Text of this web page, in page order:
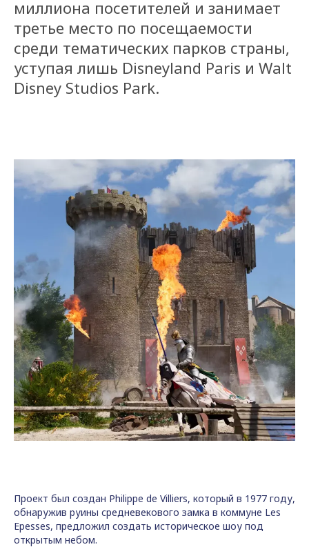
миллиона посетителей и занимает
третье место по посещаемости
среди тематических парков страны,
уступая лишь Disneyland Paris и Walt
Disney Studios Park.
Проект был создан Philippe de Villiers, который в 1977 году,
обнаружив руины средневекового замка в коммуне Les
Epesses, предложил создать историческое шоу под
открытым небом.